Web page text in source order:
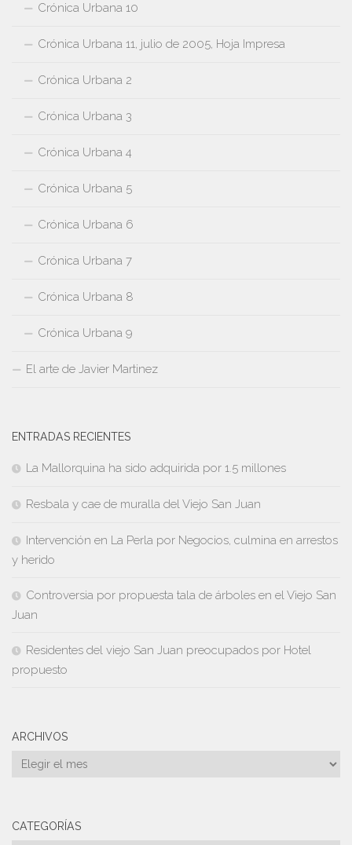
Crónica Urbana 10
Crónica Urbana 11, julio de 2005, Hoja Impresa
Crónica Urbana 2
Crónica Urbana 3
Crónica Urbana 4
Crónica Urbana 5
Crónica Urbana 6
Crónica Urbana 7
Crónica Urbana 8
Crónica Urbana 9
El arte de Javier Martinez
ENTRADAS RECIENTES
La Mallorquina ha sido adquirida por 1.5 millones
Resbala y cae de muralla del Viejo San Juan
Intervención en La Perla por Negocios, culmina en arrestos
y herido
Controversia por propuesta tala de árboles en el Viejo San
Juan
Residentes del viejo San Juan preocupados por Hotel
propuesto
ARCHIVOS
Archivos
CATEGORÍAS